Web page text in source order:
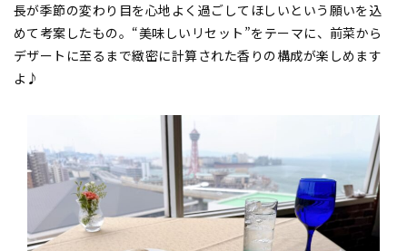
長が季節の変わり目を心地よく過ごしてほしいという願いを込
めて考案したもの。“美味しいリセット”をテーマに、前菜から
デザートに至るまで緻密に計算された香りの構成が楽しめます
よ♪